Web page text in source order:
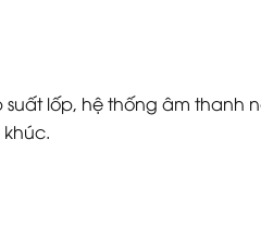
lốp, hệ thống âm